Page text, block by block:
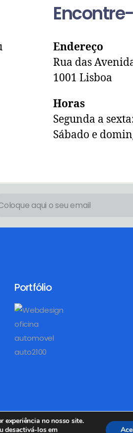
Endereço
Rua das
1001 Lisboa
Horas
Segunda a
Sábado e
Portfólio
experiência no nosso site.
desactivá-los em